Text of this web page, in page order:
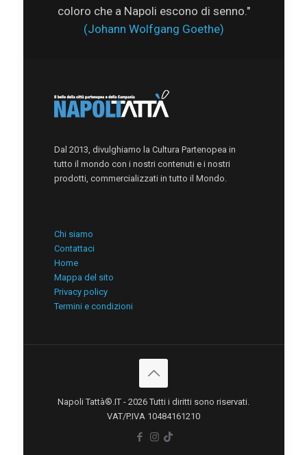
coloro che a Napoli escono di senno."
(Johann Wolfgang Goethe)
Dal 2013, divulghiamo la Cultura Partenopea in
tutto il mondo con i nostri contenuti e i nostri
prodotti, commercializzati in tutto il Mondo.
Chi siamo
Contattaci
Home
Mappa del sito
Privacy policy
Termini e condizioni
Napoli Tattà®.IT - 2026 Tutti i diritti sono riservati.
VAT/P.IVA 10484161210